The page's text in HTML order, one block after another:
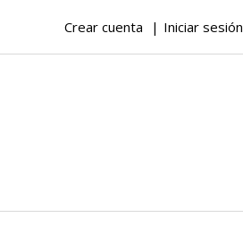
Crear cuenta Iniciar sesión